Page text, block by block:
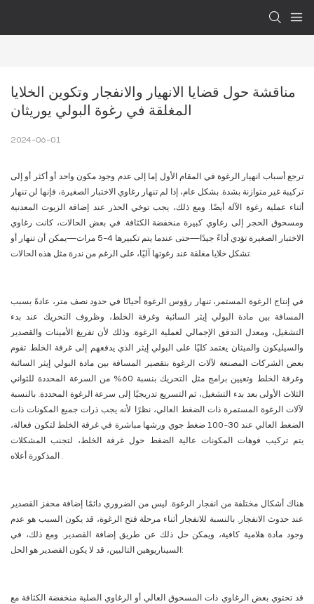
مناقشة حول قضايا الانهيار والانفجار وتكوين الخلايا
المغلقة في رغوة البولي يوريثان
2024-06-01
ترجع أسباب انهيار الرغوة في المقام الأول إما إلى عدم وجود مكون واحد أو أكثر أو إلى
تركيبة غير متوازنة بشدة. بشكل عام، إذا لم تنهار رغاوي الاختبار الصغيرة، فإنها لن تنهار
أثناء عملية رغوة الآلة أيضًا. ومع ذلك، يجب توخي الحذر عند إضافة الزيوت المعدنية
ومسحوق الحجر إلى رغاوي كبيرة منخفضة الكثافة. في بعض الحالات، كانت رغاوي
الاختبار الصغيرة تؤدي أداءً جيدًا—حتى عندما يتم تكبيرها 4-5 مرات—يمكن أن تنهار أو
تشكل خلايا مغلقة عند رغوتها آليًا، على الرغم من ندرة مثل هذه الحالات.
في إنتاج الرغوة المستمر، تنهار رؤوس الرغوة أحيانًا في حدود نصف متر، عادةً بسبب
المسافة بين مادة البولي إيثر السائبة وغرفة الخلط، وظروف التحريك عند بدء
التشغيل، ومعدل التدفق الإجمالي لعملية الرغوة. وذلك لأن تفريغ الأمينات والقصدير
والسيليكون والميثان يعتمد كليًا على البولي إيثر الذي يدفعهم إلى غرفة الخلط. تقوم
بعض الشركات المصنعة لآلات الرغوة بتقصير المسافة بين مادة البولي إيثر السائبة
وغرفة الخلط وتعيين برامج مثل التحريك بنسبة 60% من السرعة المحددة للثواني
الثلاث الأولى بعد بدء التشغيل، ثم التسريع تدريجيًا إلى سرعة الرغوة المحددة. بالنسبة
لآلات الرغوة المستمرة ذات الضغط العالي، نظرًا لأنه يجب ذرات جميع المكونات ذات
الضغط العالي عند 30-100 ضغط جوي ورشها مباشرة في غرفة الخلط لتكون فعالة،
يتم تركيب فوهات المكونات عالية الضغط حول غرفة الخلط، لتجنب المشكلات
المذكورة أعلاه .
هناك أشكال مختلفة من انفجار الرغوة. ليس من الضروري دائمًا إضافة محفز القصدير
عند حدوث الانفجار. بالنسبة للانفجار أثناء مرحلة فتح الرغوة، قد يكون السبب هو عدم
وجود مادة هلامية كافية، ويمكن حل ذلك عن طريق إضافة القصدير. ومع ذلك، في
السيناريوهين التاليين، قد لا يكون القصدير هو الحل:
قد تحتوي بعض الرغاوي ذات المسحوق العالي أو الرغاوي الصلبة منخفضة الكثافة مع